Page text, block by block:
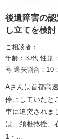
後遺障害の
し立てを検討
ご相談者：
年齢：30代 性別
号 過失割合：10
Aさんは首都高
停止していたと
車に追突されま
は、頚椎捻挫、
1・…